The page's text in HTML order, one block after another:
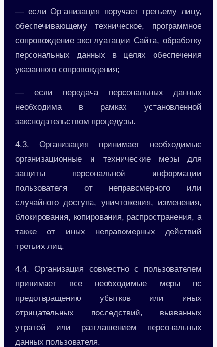
— если Организация поручает третьему лицу,
обеспечивающему техническое, программное
сопровождение эксплуатации Сайта, обработку
персональных данных в целях обеспечения
указанного сопровождения;
— если передача персональных данных
необходима в рамках установленной
законодательством процедуры.
4.3. Организация принимает необходимые
организационные и технические меры для
защиты персональной информации
пользователя от неправомерного или
случайного доступа, уничтожения, изменения,
блокирования, копирования, распространения, а
также от иных неправомерных действий
третьих лиц.
4.4. Организация совместно с пользователем
принимает все необходимые меры по
предотвращению убытков или иных
отрицательных последствий, вызванных
утратой или разглашением персональных
данных пользователя.